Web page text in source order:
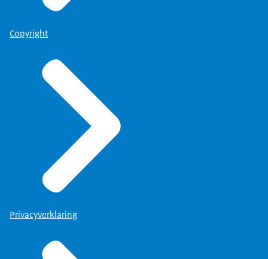
Copyright
Privacyverklaring